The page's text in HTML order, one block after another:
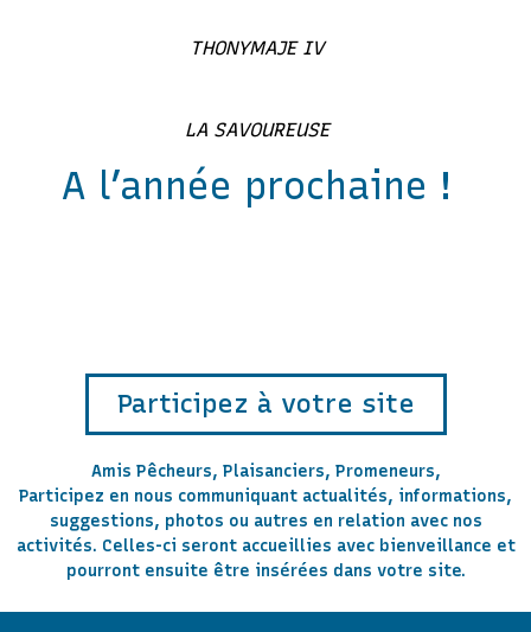
THONYMAJE IV
LA SAVOUREUSE
A l’année prochaine !
Participez à votre site
Amis Pêcheurs, Plaisanciers, Promeneurs,
Participez en nous communiquant actualités, informations,
suggestions, photos ou autres en relation avec nos
activités. Celles-ci seront accueillies avec bienveillance et
pourront ensuite être insérées dans votre site.